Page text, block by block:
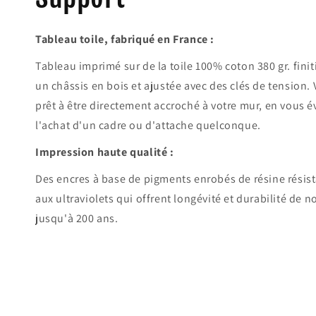
Tableau toile, fabriqué en France :
Tableau imprimé sur de la toile 100% coton 380 gr.
un châssis en bois et ajustée avec des clés de tension.
prêt à être directement accroché à votre mur, en vous
l'achat d'un cadre ou d'attache quelconque.
Impression haute qualité :
Des encres à base de pigments enrobés de résine
aux ultraviolets qui offrent longévité et durabilité de
jusqu'à 200 ans.